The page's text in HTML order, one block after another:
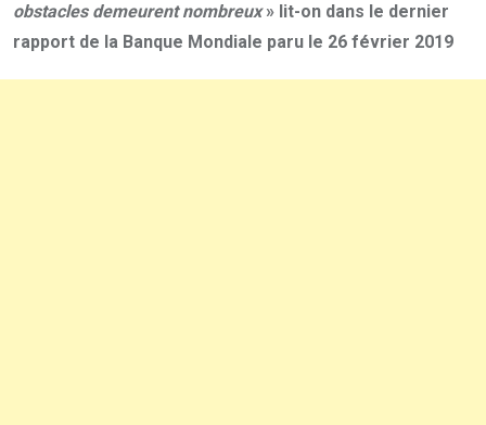
obstacles demeurent nombreux» lit-on dans le dernier
rapport de la Banque Mondiale paru le 26 février 2019